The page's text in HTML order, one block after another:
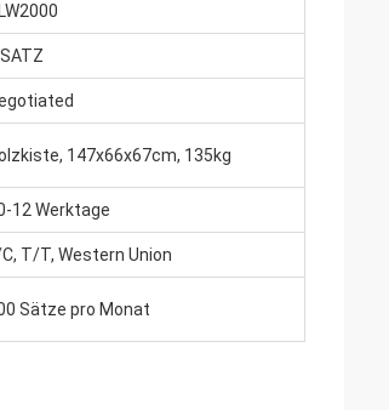
147x66x67cm, 135kg
12 Werktage
C, T/T, Western Union
Sätze pro Monat